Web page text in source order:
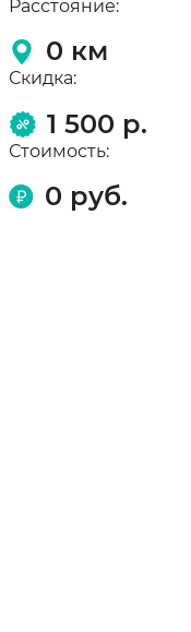
Расстояние:
0 км
Скидка:
1 500 р.
Стоимость:
0 руб.